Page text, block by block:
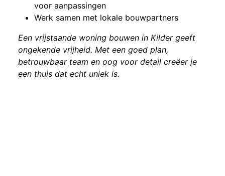
voor aanpassingen
Werk samen met lokale bouwpartners
Een vrijstaande woning bouwen in Kilder geeft
ongekende vrijheid. Met een goed plan,
betrouwbaar team en oog voor detail creëer je
een thuis dat echt uniek is.